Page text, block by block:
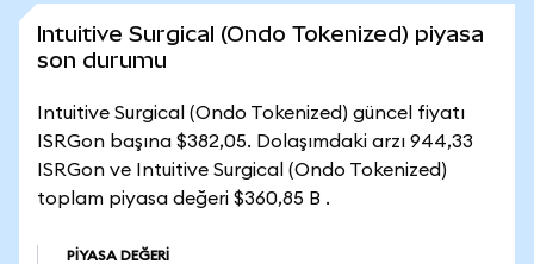
Intuitive Surgical (Ondo Tokenized) piyasa
son durumu
Intuitive Surgical (Ondo Tokenized) güncel fiyatı
ISRGon başına $382,05. Dolaşımdaki arzı 944,33
ISRGon ve Intuitive Surgical (Ondo Tokenized)
toplam piyasa değeri $360,85 B .
PIYASA DEĞERI